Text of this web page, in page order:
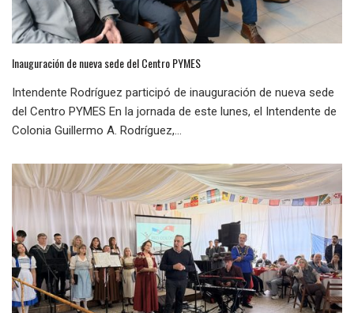
Inauguración de nueva sede del Centro PYMES
Intendente Rodríguez participó de inauguración de nueva sede
del Centro PYMES En la jornada de este lunes, el Intendente de
Colonia Guillermo A. Rodríguez,...